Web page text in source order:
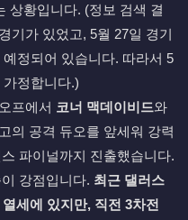
상황입니다. (정보 검색 결
기가 있었고, 5월 27일 경기
정되어 있습니다. 따라서 5
정합니다.)
프에서 코너 맥데이비드와
의 공격 듀오를 앞세워 강력
파이널까지 진출했습니다.
강점입니다. 최근 댈러스
세에 있지만, 직전 3차전